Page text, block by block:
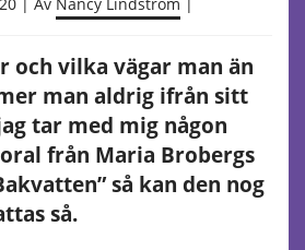
| Av Nancy Lindström |
och vilka vägar man än
man aldrig ifrån sitt
tar med mig någon
från Maria Brobergs
så kan den nog
så.